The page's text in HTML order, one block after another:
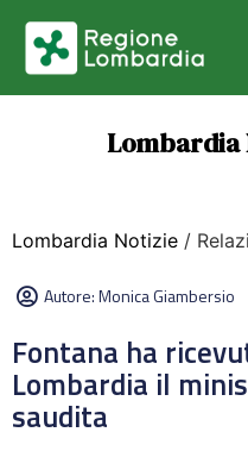
Lombardia
Lombardia Notizie /
Autore:Monica Giambersio
Fontana ha
Lombardia il
saudita